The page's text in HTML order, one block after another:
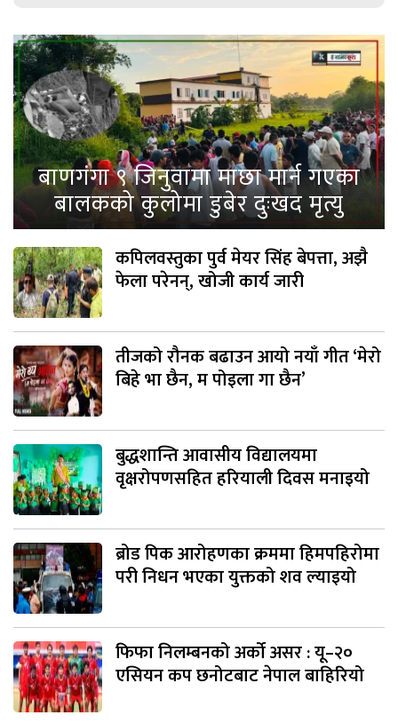
बाणगंगा ९ जिनुवामा माछा मार्न गएका
बालकको कुलोमा डुबेर दुःखद मृत्यु
कपिलवस्तुका पुर्व मेयर सिंह बेपत्ता, अझै
फेला परेनन्, खोजी कार्य जारी
तीजको रौनक बढाउन आयो नयाँ गीत ‘मेरो
बिहे भा छैन, म पोइला गा छैन’
बुद्धशान्ति आवासीय विद्यालयमा
वृक्षरोपणसहित हरियाली दिवस मनाइयो
ब्रोड पिक आरोहणका क्रममा हिमपहिरोमा
परी निधन भएका युक्तको शव ल्याइयो
फिफा निलम्बनको अर्को असर : यू–२०
एसियन कप छनोटबाट नेपाल बाहिरियो